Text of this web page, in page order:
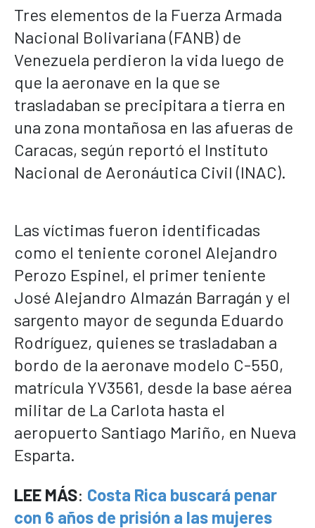
Tres elementos de la Fuerza Armada
Nacional Bolivariana (FANB) de
Venezuela perdieron la vida luego de
que la aeronave en la que se
trasladaban se precipitara a tierra en
una zona montañosa en las afueras de
Caracas, según reportó el Instituto
Nacional de Aeronáutica Civil (INAC).
Las víctimas fueron identificadas
como el teniente coronel Alejandro
Perozo Espinel, el primer teniente
José Alejandro Almazán Barragán y el
sargento mayor de segunda Eduardo
Rodríguez, quienes se trasladaban a
bordo de la aeronave modelo C-550,
matrícula YV3561, desde la base aérea
militar de La Carlota hasta el
aeropuerto Santiago Mariño, en Nueva
Esparta.
LEE MÁS: Costa Rica buscará penar
con 6 años de prisión a las mujeres